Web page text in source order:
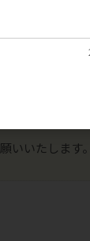
報で引き継ぎ
お申し込み
いいたします。